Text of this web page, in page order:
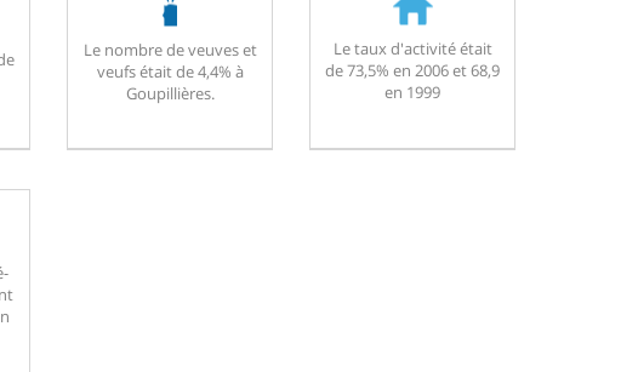
Le nombre de veuves et
veufs était de 4,4% à
Goupillières.
Le taux d'activité était
de 73,5% en 2006 et 68,9
en 1999